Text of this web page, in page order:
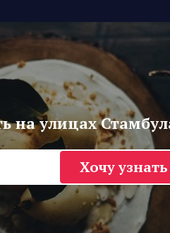
на улицах
Хочу узнать